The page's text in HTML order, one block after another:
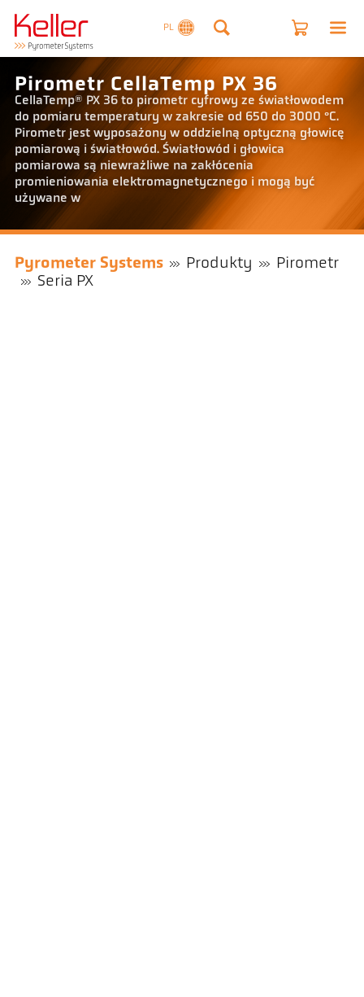
PL
Pirometr CellaTemp PX 36
CellaTemp® PX 36 to pirometr cyfrowy ze światłowodem
do pomiaru temperatury w zakresie od 650 do 3000 °C.
Pirometr jest wyposażony w oddzielną optyczną głowicę
pomiarową i światłowód. Światłowód i głowica
pomiarowa są niewrażliwe na zakłócenia
promieniowania elektromagnetycznego i mogą być
używane w
Pyrometer Systems Produkty
Pirometr
Seria PX